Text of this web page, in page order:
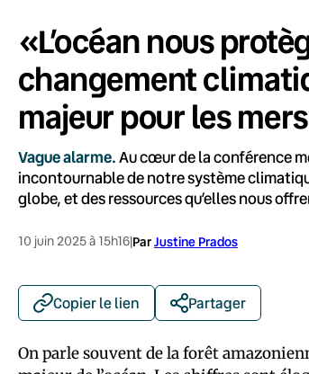
«L’océan nous
changement
majeur pour les
Vague alarme.Au cœur de la conférence
incontournable de notre système
globe, et des ressources qu’elles nous
10 juin 2025 à 15h16|ParJustine Prados
Copier le lien Partager
On parle souvent de la forêt